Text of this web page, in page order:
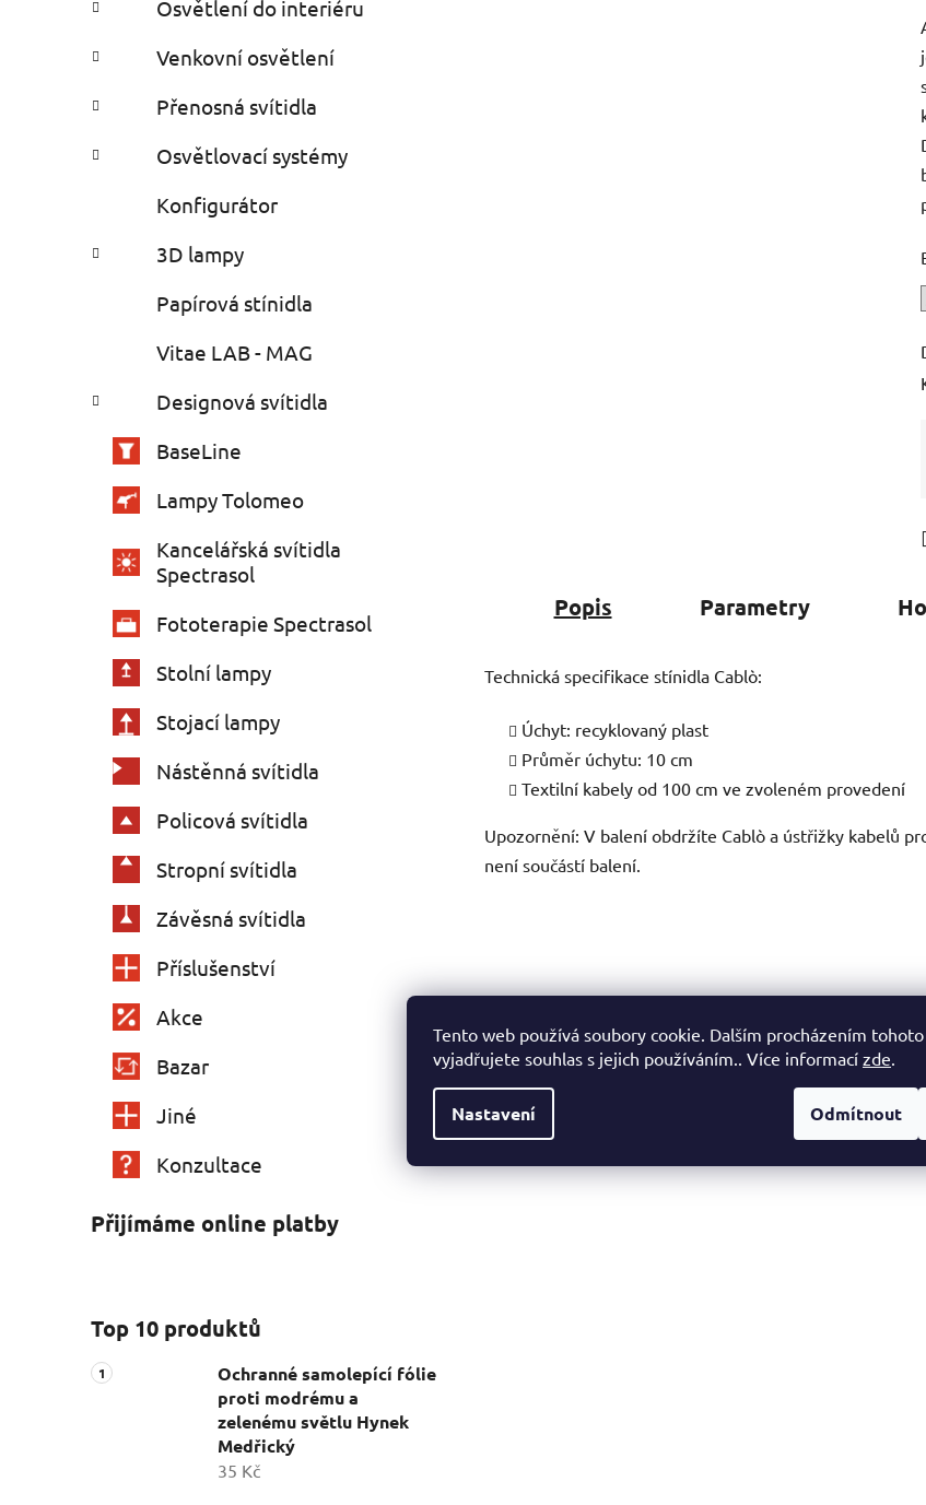
Tento web používá soubory cookie. Dalším procházením
vyjadřujete souhlas s jejich používáním.. Více informací zde.
Nastavení Odmítnout
Osvětlení do interiéru
Venkovní osvětlení
Přenosná svítidla
Osvětlovací systémy
Konfigurátor
3D lampy
Papírová stínidla
Vitae LAB - MAG
Designová svítidla
BaseLine
Lampy Tolomeo
Kancelářská svítidla
Spectrasol
Fototerapie Spectrasol
Stolní lampy
Stojací lampy
Nástěnná svítidla
Policová svítidla
Stropní svítidla
Závěsná svítidla
Příslušenství
Akce
Bazar
Jiné
Konzultace
Přijímáme online platby
Top 10 produktů
Ochranné samolepící fólie
proti modrému a
zelenému světlu Hynek
Medřický
35 Kč
Popis Parametry
Technická specifikace stínidla Cablò:
Úchyt: recyklovaný plast
Průměr úchytu: 10 cm
Textilní kabely od 100 cm ve zvoleném provedení
Upozornění: V balení obdržíte Cablò a ústřižky kabelů
není součástí balení.